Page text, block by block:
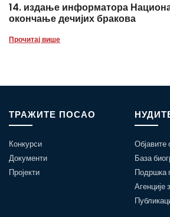
14. издање информатора
окончање дечијих бракова
Прочитај више
ТРАЖИТЕ ПОСАО
Конкурси
Документи
Пројекти
Објавите
База
Подршка